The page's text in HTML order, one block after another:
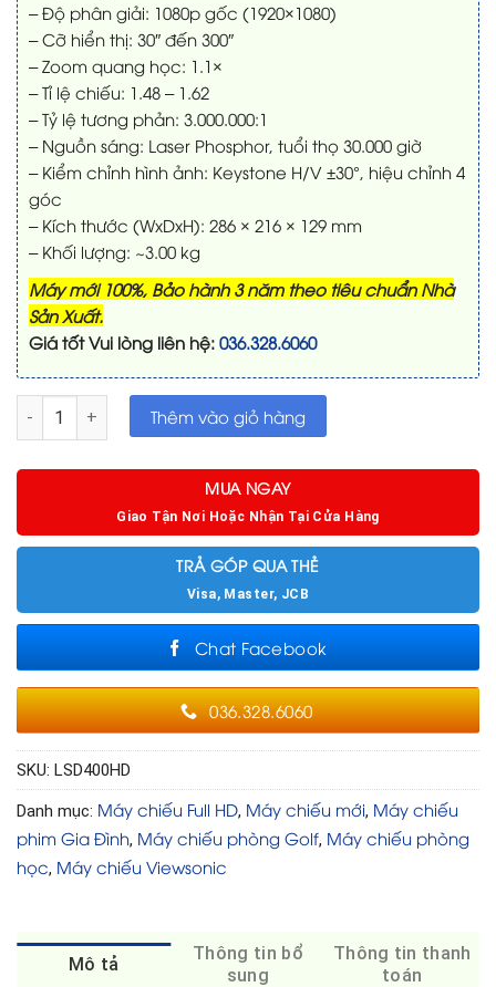
– Độ phân giải: 1080p gốc (1920×1080)
– Cỡ hiển thị: 30″ đến 300″
– Zoom quang học: 1.1×
– Tỉ lệ chiếu: 1.48 – 1.62
– Tỷ lệ tương phản: 3.000.000:1
– Nguồn sáng: Laser Phosphor, tuổi thọ 30.000 giờ
– Kiểm chỉnh hình ảnh: Keystone H/V ±30°, hiệu chỉnh 4
góc
– Kích thước (WxDxH): 286 × 216 × 129 mm
– Khối lượng: ~3.00 kg
Máy mới 100%, Bảo hành 3 năm theo tiêu chuẩn Nhà
Sản Xuất.
Giá tốt Vui lòng liên hệ: 036.328.6060
Máy chiếu ViewSonic LSD400HD | 1080p * 4000lm * Laser số
Thêm vào giỏ hàng
MUA NGAY
Giao Tận Nơi Hoặc Nhận Tại Cửa Hàng
TRẢ GÓP QUA THẺ
Visa, Master, JCB
Chat Facebook
036.328.6060
SKU: LSD400HD
Danh mục: Máy chiếu Full HD, Máy chiếu mới, Máy chiếu
phim Gia Đình, Máy chiếu phòng Golf, Máy chiếu phòng
học, Máy chiếu Viewsonic
Mô tả
Thông tin bổ
sung
Thông tin thanh
toán